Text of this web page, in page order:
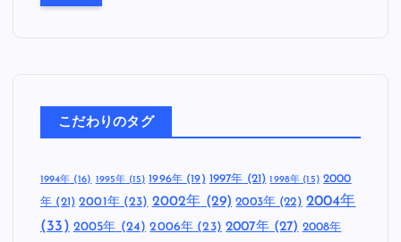
こだわりのタグ
1994年(16) 1995年 (15) 1996年(19) 1997年 (21) 1998年 (15) 2000
年 (21) 2001年(23) 2002年 (29) 2003年 (22) 2004年
(33) 2005年 (24) 2006年 (23) 2007年(27) 2008年